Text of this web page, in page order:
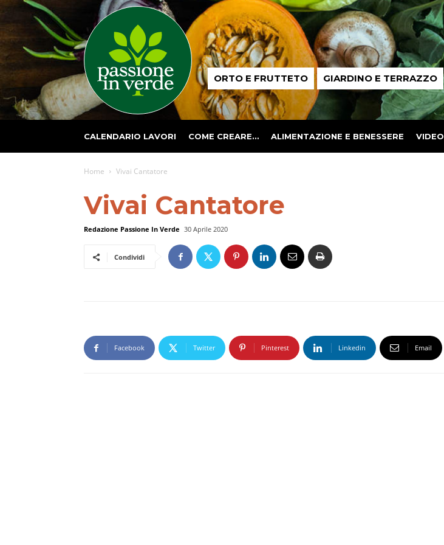
Passione
in ORTO E FRUTTETO GIARDINO E TERRAZZO
CALENDARIO LAVORI COME CREARE… ALIMENTAZIONE E BENESSERE VIDEO
Home Vivai Cantatore
Vivai Cantatore
Redazione Passione In Verde 30 Aprile 2020
Condividi
Facebook Twitter Pinterest Linkedin Email